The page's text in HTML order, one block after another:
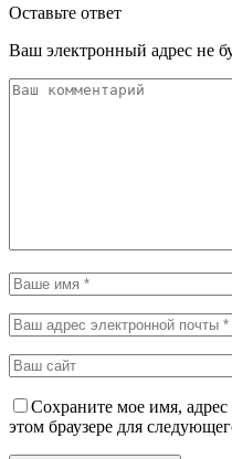
Оставьте ответ
Ваш электронный адрес не
Сохраните мое имя,
этом браузере для